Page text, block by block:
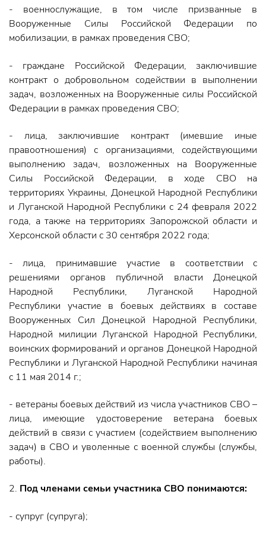
- военнослужащие, в том числе призванные в
Вооруженные Силы Российской Федерации по
мобилизации, в рамках проведения СВО;
- граждане Российской Федерации, заключившие
контракт о добровольном содействии в выполнении
задач, возложенных на Вооруженные силы Российской
Федерации в рамках проведения СВО;
- лица, заключившие контракт (имевшие иные
правоотношения) с организациями, содействующими
выполнению задач, возложенных на Вооруженные
Силы Российской Федерации, в ходе СВО на
территориях Украины, Донецкой Народной Республики
и Луганской Народной Республики с 24 февраля 2022
года, а также на территориях Запорожской области и
Херсонской области с 30 сентября 2022 года;
- лица, принимавшие участие в соответствии с
решениями органов публичной власти Донецкой
Народной Республики, Луганской Народной
Республики участие в боевых действиях в составе
Вооруженных Сил Донецкой Народной Республики,
Народной милиции Луганской Народной Республики,
воинских формирований и органов Донецкой Народной
Республики и Луганской Народной Республики начиная
с 11 мая 2014 г.;
- ветераны боевых действий из числа участников СВО –
лица, имеющие удостоверение ветерана боевых
действий в связи с участием (содействием выполнению
задач) в СВО и уволенные с военной службы (службы,
работы).
2. Под членами семьи участника СВО понимаются:
- супруг (супруга);